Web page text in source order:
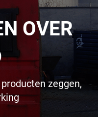
OVER
zeggen,